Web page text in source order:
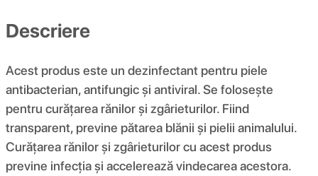
Descriere
Acest produs este un dezinfectant pentru piele
antibacterian, antifungic și antiviral. Se folosește
pentru curățarea rănilor și zgârieturilor. Fiind
transparent, previne pătarea blănii și pielii animalului.
Curățarea rănilor și zgârieturilor cu acest produs
previne infecția și accelerează vindecarea acestora.